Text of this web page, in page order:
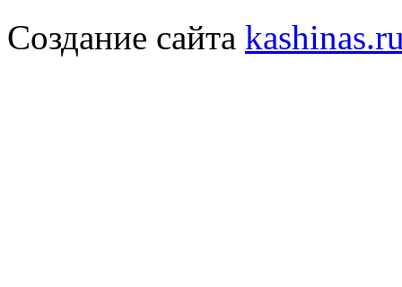
Создание сайта